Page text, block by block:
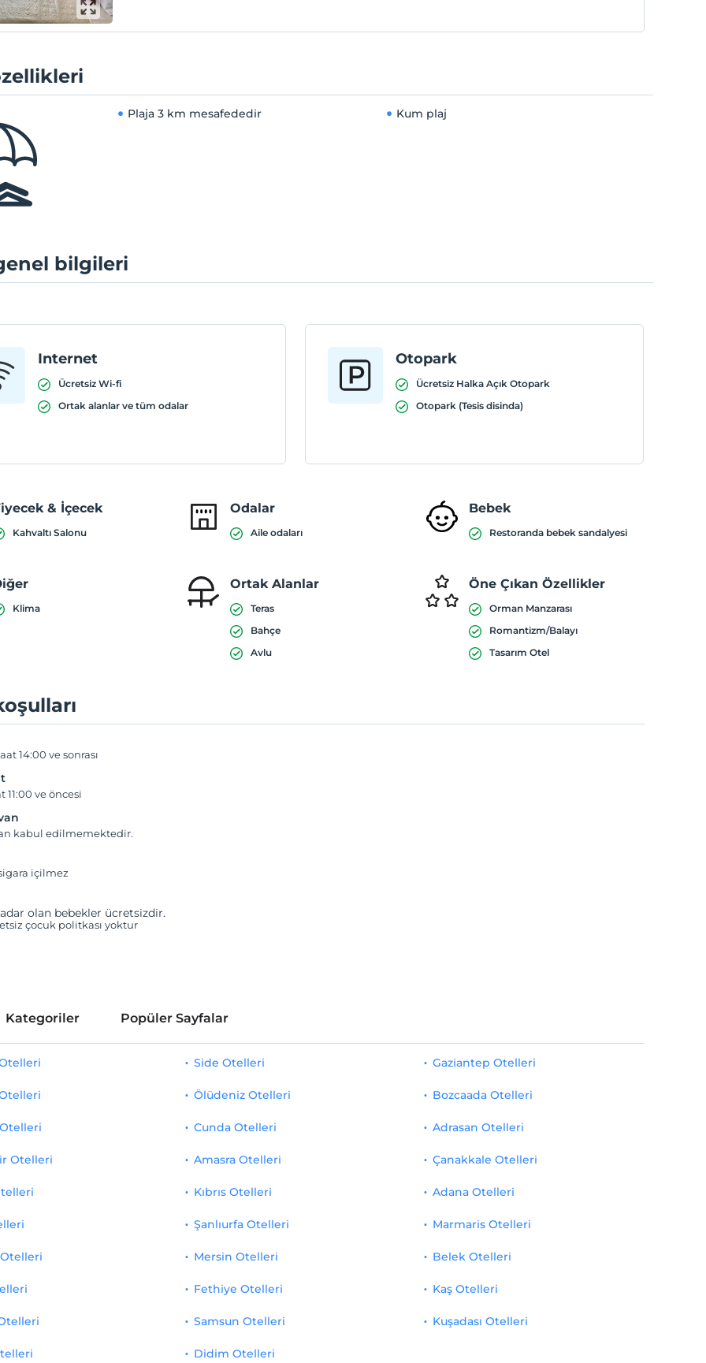
Plaja 3 km mesafededir Kum plaj
bilgileri
Internet
Ücretsiz Wi-fi
Ortak alanlar ve tüm odalar
Otopark
Ücretsiz Halka Açık Otopark
Otopark (Tesis disinda)
& İçecek
Kahvaltı Salonu
Odalar
Aile odaları
Bebek
Restoranda bebek sandalyesi
Klima
Ortak Alanlar
Teras
Bahçe
Avlu
Öne Çıkan Özellikler
Orman Manzarası
Romantizm/Balayı
Tasarım Otel
14:00 ve sonrası
11:00 ve öncesi
kabul edilmemektedir.
içilmez
olan bebekler ücretsizdir.
çocuk politkası yoktur
Kategoriler Popüler Sayfalar
Otelleri
Side Otelleri
Ölüdeniz Otelleri
Cunda Otelleri
Amasra Otelleri
Kıbrıs Otelleri
Gaziantep Otelleri
Bozcaada Otelleri
Adrasan Otelleri
Çanakkale Otelleri
Adana Otelleri
Şanlıurfa Otelleri
Mersin Otelleri
Fethiye Otelleri
Samsun Otelleri
Didim Otelleri
Marmaris Otelleri
Belek Otelleri
Kaş Otelleri
Kuşadası Otelleri